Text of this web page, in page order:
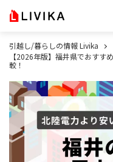
引越し/暮らしの情報 Livika
【2026年版】福井県でおすす
較！